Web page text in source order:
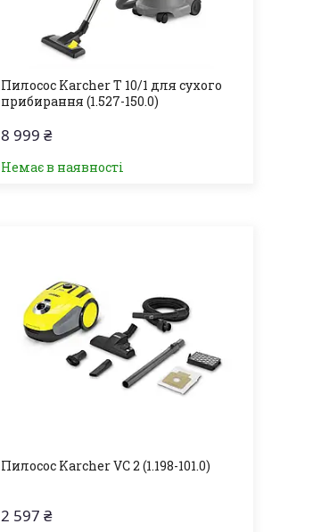
Пилосос Karcher T 10/1 для сухого
прибирання (1.527-150.0)
8 999 ₴
Немає в наявності
Пилосос Karcher VC 2 (1.198-101.0)
2 597 ₴